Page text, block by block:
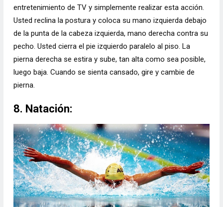
entretenimiento de TV y simplemente realizar esta acción.
Usted reclina la postura y coloca su mano izquierda debajo
de la punta de la cabeza izquierda, mano derecha contra su
pecho. Usted cierra el pie izquierdo paralelo al piso. La
pierna derecha se estira y sube, tan alta como sea posible,
luego baja. Cuando se sienta cansado, gire y cambie de
pierna.
8. Natación: